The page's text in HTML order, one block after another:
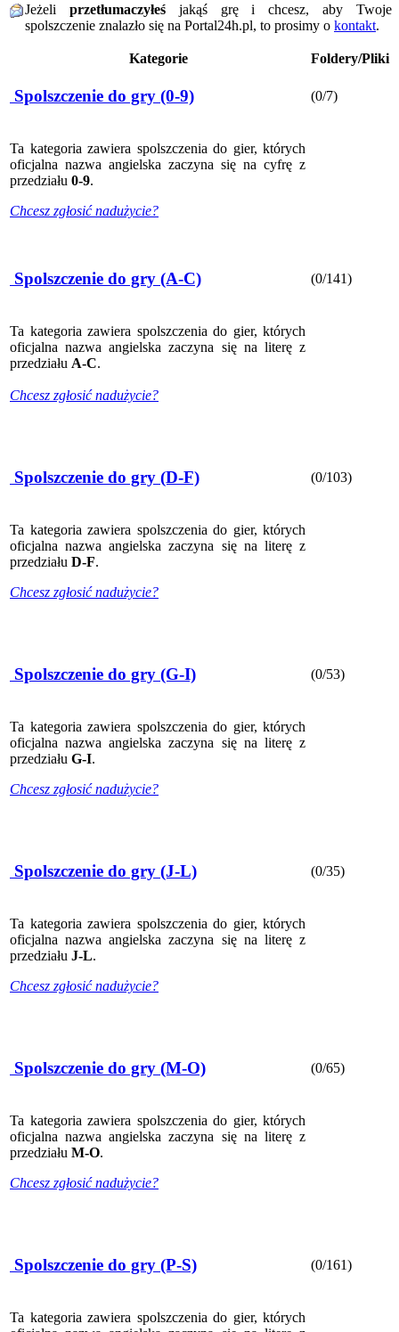
Jeżeli przetłumaczyłeśjakąś grę i chcesz, aby Twoje
spolszczenie znalazło się na Portal24h.pl, to prosimy o kontakt.
Kategorie Foldery/Pliki
Spolszczenie do gry (0-9) (0/7)
Ta kategoria zawiera spolszczenia do gier, których
oficjalna nazwa angielska zaczyna się na cyfrę z
przedziału 0-9.
Chcesz zgłosić nadużycie?
Spolszczenie do gry (A-C) (0/141)
Ta kategoria zawiera spolszczenia do gier, których
oficjalna nazwa angielska zaczyna się na literę z
przedziału A-C.
Chcesz zgłosić nadużycie?
Spolszczenie do gry (D-F) (0/103)
Ta kategoria zawiera spolszczenia do gier, których
oficjalna nazwa angielska zaczyna się na literę z
przedziału D-F.
Chcesz zgłosić nadużycie?
Spolszczenie do gry (G-I) (0/53)
Ta kategoria zawiera spolszczenia do gier, których
oficjalna nazwa angielska zaczyna się na literę z
przedziału G-I.
Chcesz zgłosić nadużycie?
Spolszczenie do gry (J-L) (0/35)
Ta kategoria zawiera spolszczenia do gier, których
oficjalna nazwa angielska zaczyna się na literę z
przedziału J-L.
Chcesz zgłosić nadużycie?
Spolszczenie do gry (M-O) (0/65)
Ta kategoria zawiera spolszczenia do gier, których
oficjalna nazwa angielska zaczyna się na literę z
przedziału M-O.
Chcesz zgłosić nadużycie?
Spolszczenie do gry (P-S) (0/161)
Ta kategoria zawiera spolszczenia do gier, których